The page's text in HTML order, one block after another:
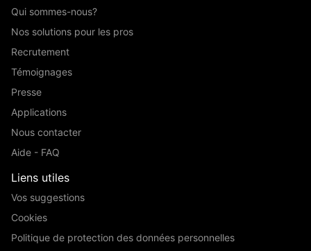
Qui sommes-nous?
Nos solutions pour les pros
Recrutement
Témoignages
Presse
Applications
Nous contacter
Aide - FAQ
Liens utiles
Vos suggestions
Cookies
Politique de protection des données personnelles